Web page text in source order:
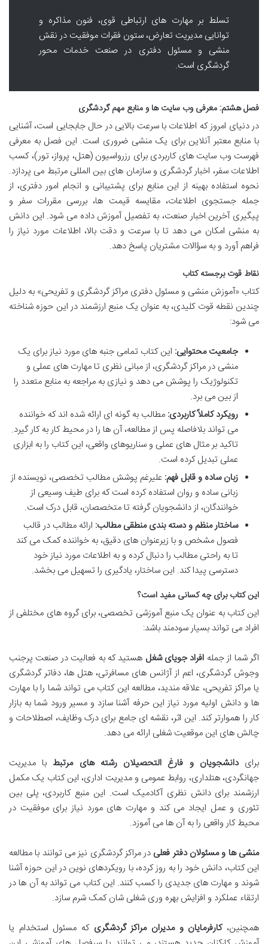
تسلط بر مهارت های ارتباطی قوی، فنون مذاکره و
توانایی مدیریت تعارض، ستون فقرات موفقیت در نقش
منشی و مسئول دفتری در صنعت خدمات محور
گردشگری است.
فصل هشتم: معرفی وب سایت ها و منابع مهم گردشگری
در دنیای امروز که اطلاعات با سرعت بالایی در حال جابجایی است، آشنایی
با منابع معتبر آنلاین برای یک منشی ضروری است. این فصل به معرفی
فهرست وب سایت های کاربردی برای رزرواسیون (هتل، پرواز، تور)، کسب
اطلاعات سفر، اخبار گردشگری و سازمان های بین المللی مرتبط می پردازد.
نحوه استفاده بهینه از این منابع برای پشتیبانی و انجام امور دفتری، از
جمله جستجوی اطلاعات، مقایسه قیمت ها، بررسی مقررات سفر و
پیگیری آخرین اخبار صنعت، به تفصیل آموزش داده می شود. این دانش
به منشی امکان می دهد تا با سرعت و دقت بالا، اطلاعات مورد نیاز را
فراهم آورد و به سؤالات مشتریان پاسخ دهد.
نقاط قوت برجسته کتاب
کتاب «آموزش منشی و مسئول دفتری مراکز گردشگری و تفریحی» به دلیل
چندین نقطه قوت کلیدی، به عنوان یک منبع ارزشمند در این حوزه شناخته
می شود:
جامعیت محتوایی: این کتاب تمامی جنبه های مورد نیاز برای یک
منشی در مراکز گردشگری، از مبانی نظری تا مهارت های عملی و
تکنولوژیک را پوشش می دهد و نیازی به مراجعه به منابع متعدد را
از بین می برد.
رویکرد کاملاً کاربردی: مطالب به گونه ای ارائه شده اند که خواننده
می تواند بلافاصله پس از مطالعه، آن ها را در محیط کار به کار گیرد.
تاکید بر مثال های عملی و سناریوهای واقعی، این کتاب را به ابزاری
عملی تبدیل کرده است.
زبان ساده و قابل فهم: علیرغم پوشش مطالب تخصصی، نویسنده از
زبانی ساده و روان استفاده کرده است که برای طیف وسیعی از
خوانندگان، از دانشجویان گرفته تا متخصصان، قابل درک است.
ساختار منظم و دسته بندی منطقی مطالب: ارائه مطالب در قالب
فصول مشخص و با زیرعنوان های دقیق، به خواننده کمک می کند
تا به راحتی مطالب را دنبال کرده و به اطلاعات مورد نیاز خود
دسترسی پیدا کند. این ساختار، یادگیری را تسهیل می بخشد.
این کتاب برای چه کسانی مفید است؟
این کتاب به عنوان یک منبع آموزشی تخصصی، برای گروه های مختلفی از
افراد می تواند بسیار سودمند باشد:
اگر شما از جمله افراد جویای شغل هستید که به فعالیت در صنعت پرجنب
وجوش گردشگری، اعم از آژانس های مسافرتی، هتل ها، دفاتر گردشگری
یا مراکز تفریحی، علاقه مندید، مطالعه این کتاب می تواند شما را با مهارت
ها و دانش اولیه مورد نیاز این حرفه آشنا سازد و مسیر ورود شما به بازار
کار را هموارتر کند. این اثر، نقشه ای جامع برای درک وظایف، اصطلاحات و
چالش های این موقعیت شغلی ارائه می دهد.
برایدانشجویان و فارغ التحصیلان رشته های مرتبطبا مدیریت
جهانگردی، هتلداری، روابط عمومی و مدیریت اداری، این کتاب یک مکمل
ارزشمند برای دانش نظری آکادمیک است. این منبع کاربردی، پلی بین
تئوری و عمل ایجاد می کند و مهارت های مورد نیاز برای موفقیت در
محیط کار واقعی را به آن ها می آموزد.
منشی ها و مسئولان دفتر فعلی در مراکز گردشگری نیز می توانند با مطالعه
این کتاب، دانش خود را به روز کرده، با رویکردهای نوین در این حوزه آشنا
شوند و مهارت های جدیدی را کسب کنند. این کتاب می تواند به آن ها در
ارتقاء عملکرد و افزایش بهره وری شغلی شان کمک شرم سازد.
همچنین،کارفرمایان و مدیران مراکز گردشگری که مسئول استخدام یا